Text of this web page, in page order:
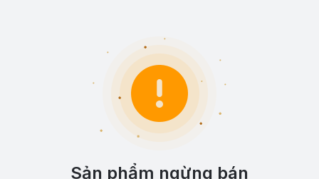
Sản phẩm ngừng bán